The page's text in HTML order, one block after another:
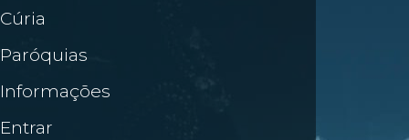
Cúria
Paróquias
Informações
Entrar